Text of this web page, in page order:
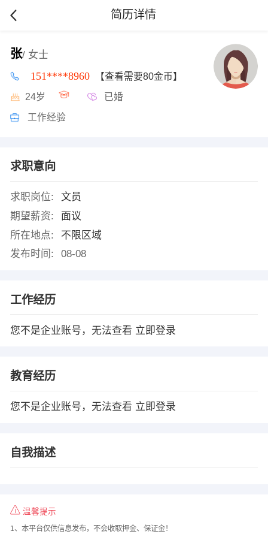
简历详情
张/ 女士
151****8960 【查看需要80金币】
24岁 已婚
工作经验
求职意向
求职岗位:
文员
期望薪资:
面议
所在地点:
不限区域
发布时间:
08-08
工作经历
您不是企业账号，无法查看 立即登录
教育经历
您不是企业账号，无法查看 立即登录
自我描述
温馨提示
1、本平台仅供信息发布，不会收取押金、保证金！